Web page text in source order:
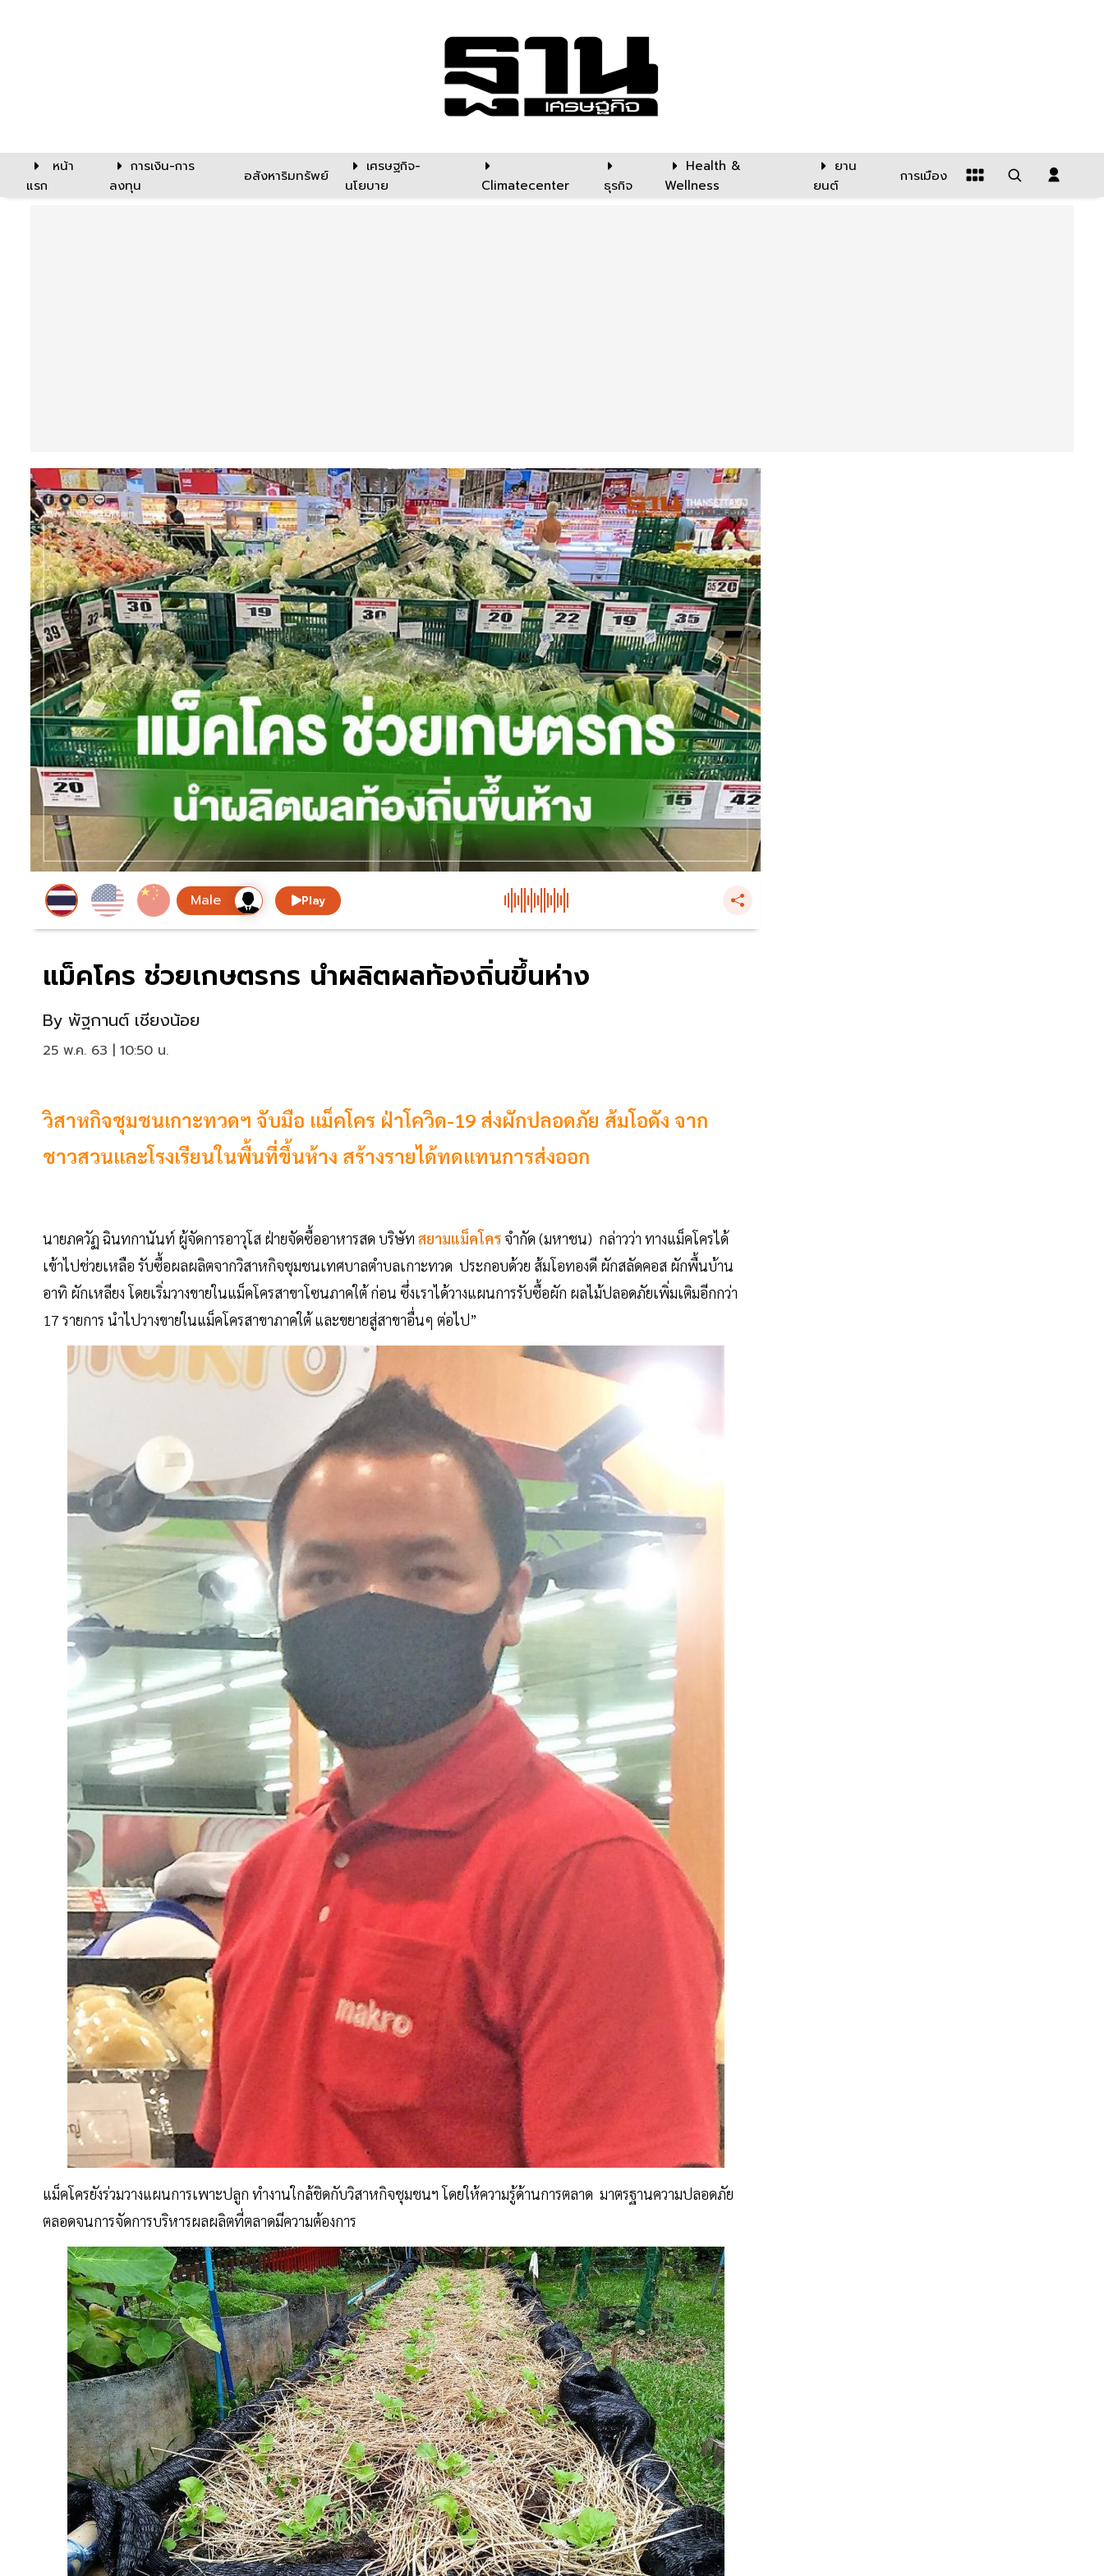
หน้า
แรก
การเงิน-การ
ลงทุน
อสังหาริมทรัพย์
เศรษฐกิจ-
นโยบาย
Climatecenter ธุรกิจ
Health &
Wellness
ยาน
ยนต์
การเมือง
Play
แม็คโคร ช่วยเกษตรกร นำผลิตผลท้องถิ่นขึ้นห่าง
By พัฐกานต์ เชียงน้อย
25 พ.ค. 63 | 10:50 น.
วิสาหกิจชุมชนเกาะทวดฯ จับมือ แม็คโคร ฝ่าโควิด-19 ส่งผักปลอดภัย ส้มโอดัง จาก
ชาวสวนและโรงเรียนในพื้นที่ขึ้นห้าง สร้างรายได้ทดแทนการส่งออก
นายภควัฏ ฉินทกานันท์ ผู้จัดการอาวุโส ฝ่ายจัดซื้ออาหารสด บริษัท สยามแม็คโคร จำกัด (มหาชน) กล่าวว่า ทางแม็คโครได้
เข้าไปช่วยเหลือ รับซื้อผลผลิตจากวิสาหกิจชุมชนเทศบาลตำบลเกาะทวด ประกอบด้วย ส้มโอทองดี ผักสลัดคอส ผักพื้นบ้าน
อาทิ ผักเหลียง โดยเริ่มวางขายในแม็คโครสาขาโซนภาคใต้ ก่อน ซึ่งเราได้วางแผนการรับซื้อผัก ผลไม้ปลอดภัยเพิ่มเติมอีกกว่า
17 รายการ นำไปวางขายในแม็คโครสาขาภาคใต้ และขยายสู่สาขาอื่นๆ ต่อไป”
แม็คโครยังร่วมวางแผนการเพาะปลูก ทำงานใกล้ชิดกับวิสาหกิจชุมชนฯ โดยให้ความรู้ด้านการตลาด มาตรฐานความปลอดภัย
ตลอดจนการจัดการบริหารผลผลิตที่ตลาดมีความต้องการ